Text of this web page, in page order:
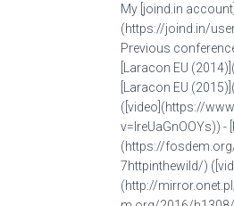
My [joind.in account]
(https://joind.in/
Previous
[Laracon EU
[Laracon EU
([video](https://
v=lreUaGnOOYs)) -
(https://
7httpinthewild/)
(http://